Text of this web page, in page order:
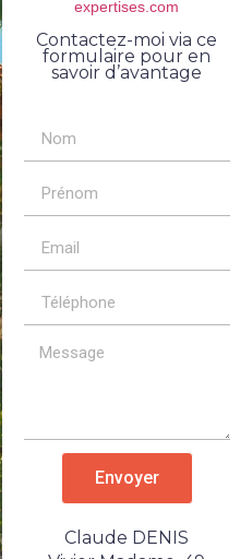
expertises.com
Contactez-moi via ce
formulaire pour en
savoir d’avantage
Envoyer
Claude DENIS